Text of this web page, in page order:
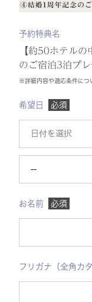
予約特典名
【約50ホテル
のご宿泊3泊プレ
※詳細内容や適応条件につ
希望日 必須
お名前 必須
フリガナ（全角カ